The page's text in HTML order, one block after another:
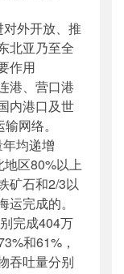
外开放、推
北亚乃至全
作用
港、营口港
内港口及世
网络。
均递增
区80%以上
矿石和2/3以
完成的。
完成404万
和61%，
吞吐量分别